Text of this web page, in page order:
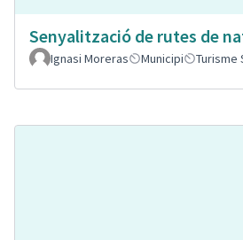
Senyalització de rutes de
Ignasi Moreras
Municipi Turisme